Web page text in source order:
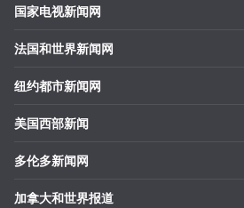
国家电视新闻网
法国和世界新闻网
纽约都市新闻网
美国西部新闻
多伦多新闻网
加拿大和世界报道